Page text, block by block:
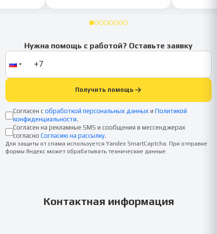
Нужна помощь с работой? Оставьте заявку
Получить помощь
Согласен с обработкой персональных данных и Политикой
конфиденциальности.
Согласен на рекламные SMS и сообщения в мессенджерах
согласно Согласию на рассылку.
Для защиты от спама используется Yandex SmartCaptcha. При отправке
формы Яндекс может обрабатывать технические данные.
Контактная информация